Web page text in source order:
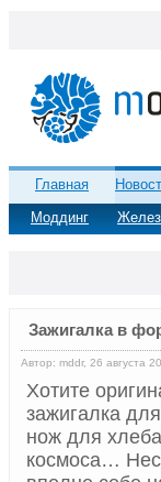
Главная
Моддинг
Зажигалка в
Автор: mddr, 26 августа
Хотите
зажигалка
нож для
космоса…